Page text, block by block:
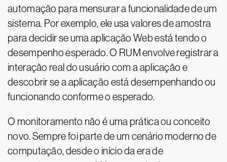
automação para mensurar a funcionalidade de um
sistema. Por exemplo, ele usa valores de amostra
para decidir se uma aplicação Web está tendo o
desempenho esperado. O RUM envolve registrar a
interação real do usuário com a aplicação e
descobrir se a aplicação está desempenhando ou
funcionando conforme o esperado.
O monitoramento não é uma prática ou conceito
novo. Sempre foi parte de um cenário moderno de
computação, desde o início da era de